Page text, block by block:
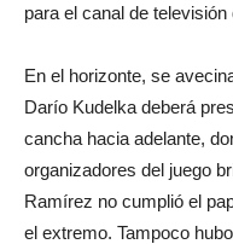
para el canal de
En el horizonte, se
Darío Kudelka deberá
cancha hacia adelante,
organizadores del juego
Ramírez no cumplió el
el extremo. Tampoco